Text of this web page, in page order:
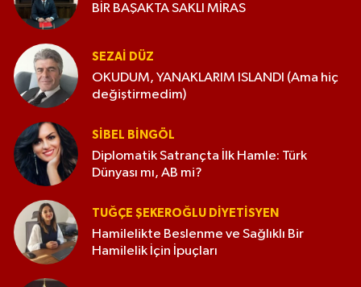
BİR BAŞAKTA SAKLI MİRAS
SEZAI DÜZ
OKUDUM, YANAKLARIM ISLANDI (Ama hiç
değiştirmedim)
SIBEL BINGÖL
Diplomatik Satrançta İlk Hamle: Türk
Dünyası mı, AB mi?
TUĞÇE ŞEKEROĞLU DIYETISYEN
Hamilelikte Beslenme ve Sağlıklı Bir
Hamilelik İçin İpuçları